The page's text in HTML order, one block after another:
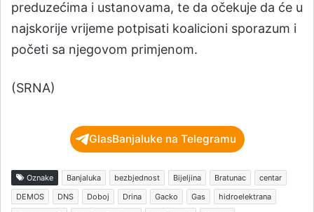
preduzećima i ustanovama, te da očekuje da će u
najskorije vrijeme potpisati koalicioni sporazum i
početi sa njegovom primjenom.
(SRNA)
GlasBanjaluke na Telegramu
Oznake Banjaluka bezbjednost Bijeljina Bratunac
centar
DEMOS
DNS Doboj Drina Gacko Gas
hidroelektrana